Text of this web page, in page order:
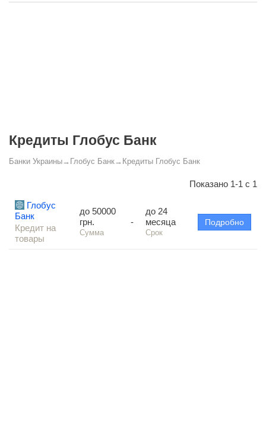
Кредиты Глобус Банк
Банки Украины→ Глобус Банк→ Кредиты Глобус Банк
Показано 1-1 с 1
Глобус
Банк
Кредит на
товары
до 50000
грн.
Сумма
-
до 24
месяца
Срок
Подробно